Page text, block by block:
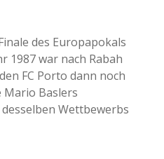
des Europapokals
1987 war nach Rabah
FC Porto dann noch
Mario Baslers
Wettbewerbs